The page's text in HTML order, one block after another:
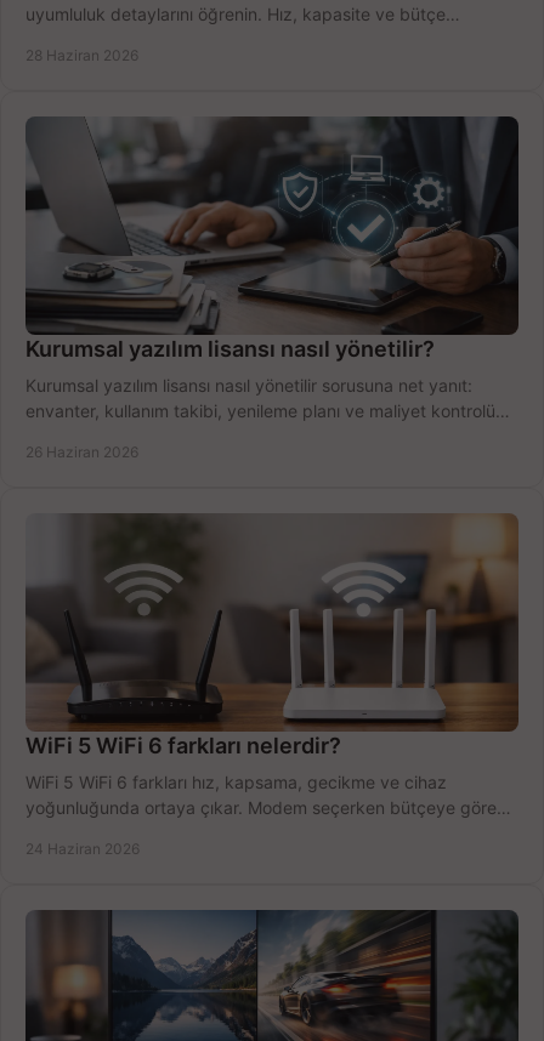
uyumluluk detaylarını öğrenin. Hız, kapasite ve bütçe
28 Haziran 2026
Kurumsal yazılım lisansı nasıl yönetilir?
Kurumsal yazılım lisansı nasıl yönetilir sorusuna net yanıt:
envanter, kullanım takibi, yenileme planı ve maliyet kontrolü
26 Haziran 2026
WiFi 5 WiFi 6 farkları nelerdir?
WiFi 5 WiFi 6 farkları hız, kapsama, gecikme ve cihaz
yoğunluğunda ortaya çıkar. Modem seçerken bütçeye göre
24 Haziran 2026